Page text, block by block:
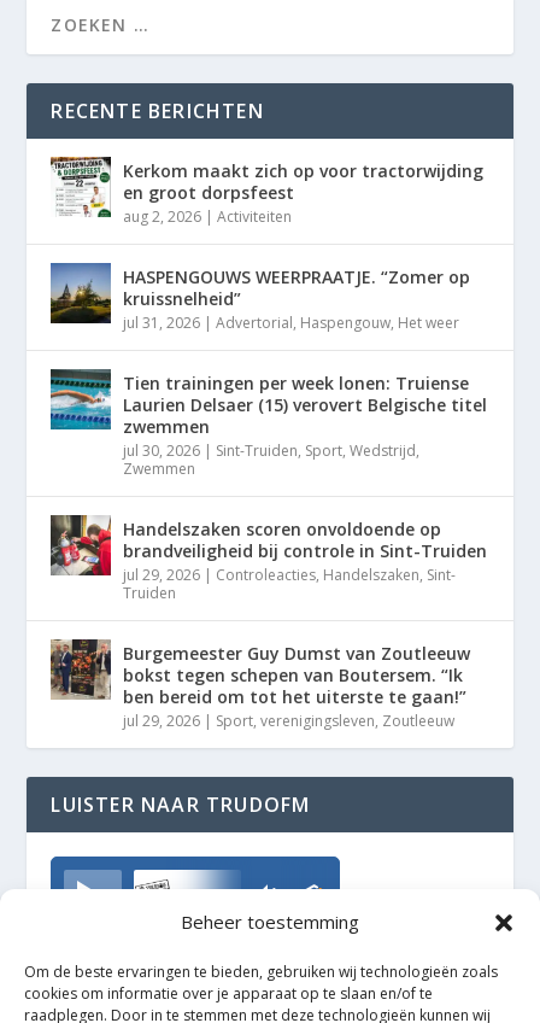
Beheer toestemming
Om de beste ervaringen te bieden, gebruiken wij technologieën zoals
cookies om informatie over je apparaat op te slaan en/of te
raadplegen. Door in te stemmen met deze technologieën kunnen wij
RECENTE BERICHTEN
Kerkom maakt zich op voor tractorwijding
en groot dorpsfeest
aug 2, 2026 |Activiteiten
HASPENGOUWS WEERPRAATJE. “Zomer op
kruissnelheid”
jul 31, 2026 |Advertorial, Haspengouw, Het weer
Tien trainingen per week lonen: Truiense
Laurien Delsaer (15) verovert Belgische titel
zwemmen
jul 30, 2026 | Sint-Truiden, Sport,Wedstrijd,
Zwemmen
Handelszaken scoren onvoldoende op
brandveiligheid bij controle in Sint-Truiden
jul 29, 2026 | Controleacties, Handelszaken, Sint-
Truiden
Burgemeester Guy Dumst van Zoutleeuw
bokst tegen schepen van Boutersem. “Ik
ben bereid om tot het uiterste te gaan!”
jul 29, 2026 | Sport,verenigingsleven, Zoutleeuw
LUISTER NAAR TRUDOFM
TrudoFM